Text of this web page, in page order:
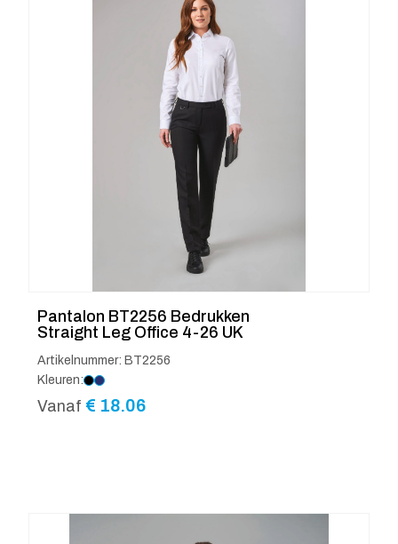
Pantalon BT2256 Bedrukken
Straight Leg Office 4-26 UK
Artikelnummer: BT2256
Kleuren:
Vanaf € 18.06